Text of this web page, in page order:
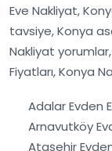
Eve Nakliyat,
tavsiye, Konya
Nakliyat
Fiyatları, Konya
Adalar Evden
Arnavutköy
Ataşehir